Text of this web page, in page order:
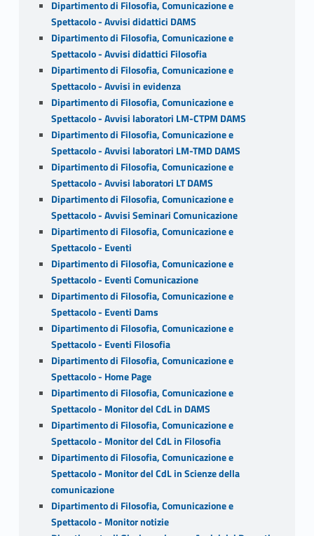
Dipartimento di Filosofia, Comunicazione e
Spettacolo - Avvisi didattici DAMS
Dipartimento di Filosofia, Comunicazione e
Spettacolo - Avvisi didattici Filosofia
Dipartimento di Filosofia, Comunicazione e
Spettacolo - Avvisi in evidenza
Dipartimento di Filosofia, Comunicazione e
Spettacolo - Avvisi laboratori LM-CTPM DAMS
Dipartimento di Filosofia, Comunicazione e
Spettacolo - Avvisi laboratori LM-TMD DAMS
Dipartimento di Filosofia, Comunicazione e
Spettacolo - Avvisi laboratori LT DAMS
Dipartimento di Filosofia, Comunicazione e
Spettacolo - Avvisi Seminari Comunicazione
Dipartimento di Filosofia, Comunicazione e
Spettacolo - Eventi
Dipartimento di Filosofia, Comunicazione e
Spettacolo - Eventi Comunicazione
Dipartimento di Filosofia, Comunicazione e
Spettacolo - Eventi Dams
Dipartimento di Filosofia, Comunicazione e
Spettacolo - Eventi Filosofia
Dipartimento di Filosofia, Comunicazione e
Spettacolo - Home Page
Dipartimento di Filosofia, Comunicazione e
Spettacolo - Monitor del CdL in DAMS
Dipartimento di Filosofia, Comunicazione e
Spettacolo - Monitor del CdL in Filosofia
Dipartimento di Filosofia, Comunicazione e
Spettacolo - Monitor del CdL in Scienze della
comunicazione
Dipartimento di Filosofia, Comunicazione e
Spettacolo - Monitor notizie